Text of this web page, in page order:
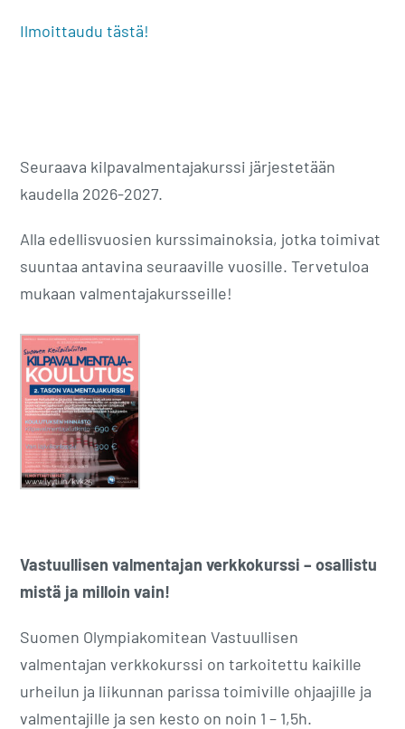
Ilmoittaudu tästä!
Seuraava kilpavalmentajakurssi järjestetään
kaudella 2026-2027.
Alla edellisvuosien kurssimainoksia, jotka toimivat
suuntaa antavina seuraaville vuosille. Tervetuloa
mukaan valmentajakursseille!
Vastuullisen valmentajan verkkokurssi – osallistu
mistä ja milloin vain!
Suomen Olympiakomitean Vastuullisen
valmentajan verkkokurssi on tarkoitettu kaikille
urheilun ja liikunnan parissa toimiville ohjaajille ja
valmentajille ja sen kesto on noin 1 – 1,5h.